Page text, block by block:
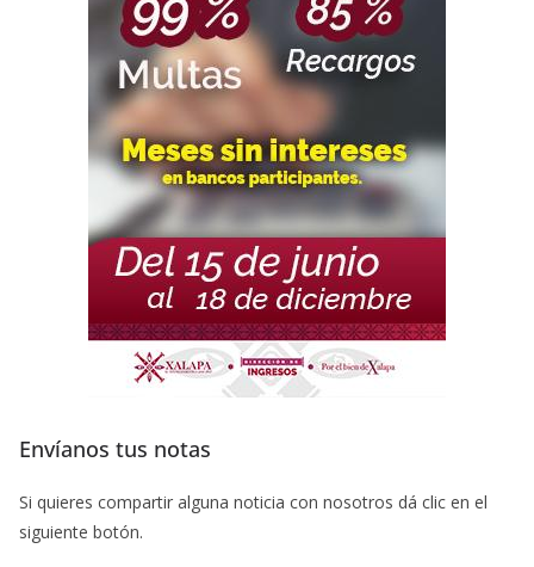
Envíanos tus notas
Si quieres compartir alguna noticia con nosotros dá clic en el
siguiente botón.